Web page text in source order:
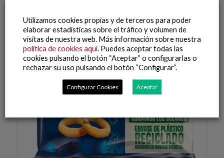
Utilizamos cookies propias y de terceros para poder
elaborar estadísticas sobre el tráfico y volumen de
visitas de nuestra web. Más información sobre nuestra
política de cookies aquí. Puedes aceptar todas las
cookies pulsando el botón “Aceptar” o configurarlas o
rechazar su uso pulsando el botón “Configurar”.
Configurar Cookies Aceptar